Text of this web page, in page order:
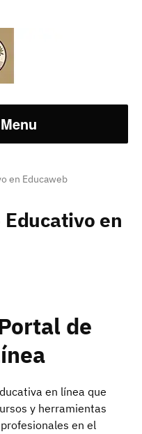
en Educaweb
en
de
en línea que
y herramientas
en el